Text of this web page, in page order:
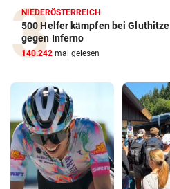
NIEDERÖSTERREICH
500 Helfer kämpfen bei Gluthitze
gegen Inferno
140.242 mal gelesen